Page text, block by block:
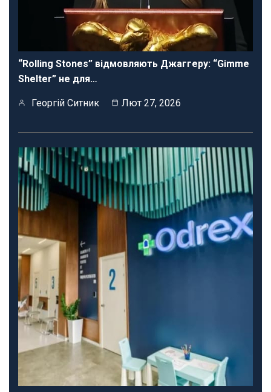
“Rolling Stones” відмовляють Джаггеру: “Gimme
Shelter” не для…
Георгій Ситник Лют 27, 2026